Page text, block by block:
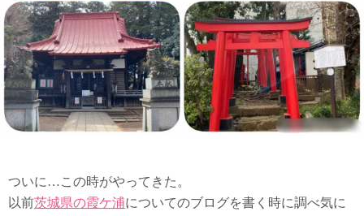
ついに…この時がやってきた。
以前茨城県の霞ケ浦についてのブログを書く時に調べ気に